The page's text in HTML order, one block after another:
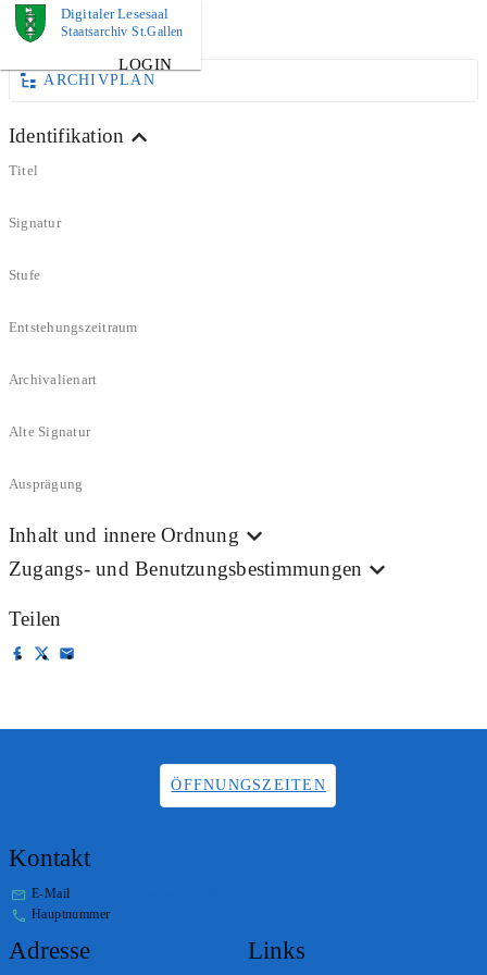
Digitaler Lesesaal
Staatsarchiv St.Gallen
LOGIN
DOKUMENT
ARCHIVPLAN
Identifikation
Titel
Signatur
Stufe
Entstehungszeitraum
Archivalienart
Alte Signatur
Ausprägung
Inhalt und innere Ordnung
Zugangs- und Benutzungsbestimmungen
Teilen
ÖFFNUNGSZEITEN
Kontakt
E-Mail
Hauptnummer
Adresse Links